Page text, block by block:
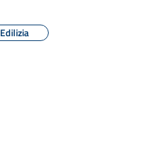
Edilizia